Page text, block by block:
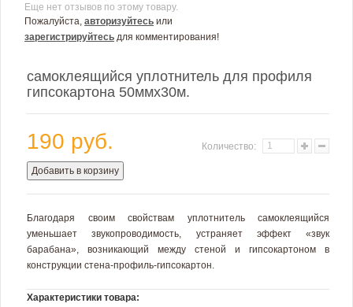
Еще нет отзывов по этому товару.
Пожалуйста, авторизуйтесь или
зарегистрируйтесь для комментирования!
самоклеящийся уплотнитель для профиля
гипсокартона 50ммх30м.
190 руб. Количество:
Добавить в корзину
Благодаря своим свойствам уплотнитель самоклеящийся
уменьшает звукопроводимость, устраняет эффект «звук
барабана», возникающий между стеной и гипсокартоном в
конструкции стена-профиль-гипсокартон.
Характеристики товара: